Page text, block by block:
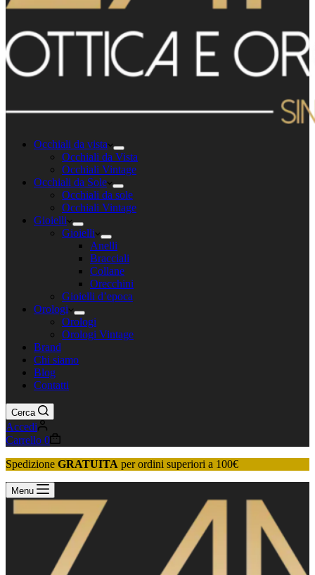
Occhiali da vista
Occhiali da Vista
Occhiali Vintage
Occhiali da Sole
Occhiali da sole
Occhiali Vintage
Gioielli
Gioielli
Anelli
Bracciali
Collane
Orecchini
Gioielli d’epoca
Orologi
Orologi
Orologi Vintage
Brand
Chi siamo
Blog
Contatti
Cerca
Accedi
Carrello 0
Spedizione GRATUITA per ordini superiori a 100€
Menu